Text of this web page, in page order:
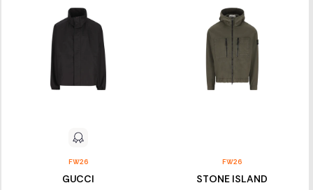
FW26
GUCCI
FW26
STONE ISLAND